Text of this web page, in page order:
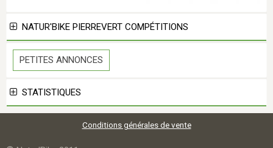
NATUR'BIKE PIERREVERT COMPÉTITIONS
PETITES ANNONCES
STATISTIQUES
Conditions générales de vente